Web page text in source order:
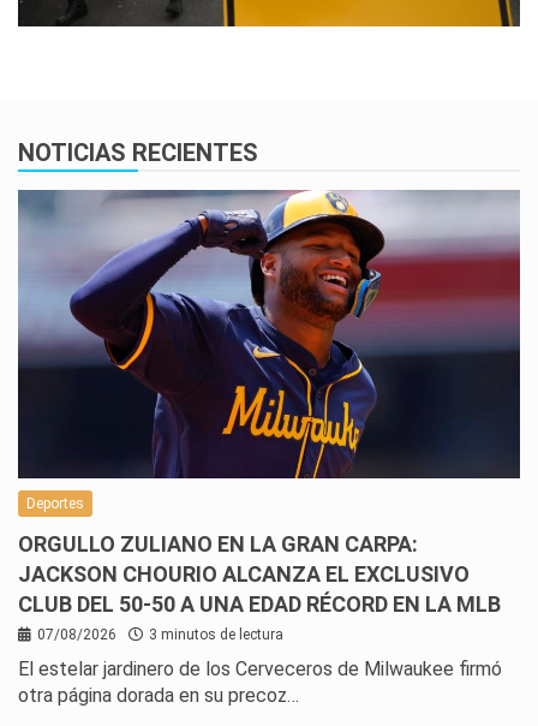
NOTICIAS RECIENTES
Deportes
ORGULLO ZULIANO EN LA GRAN CARPA:
JACKSON CHOURIO ALCANZA EL EXCLUSIVO
CLUB DEL 50-50 A UNA EDAD RÉCORD EN LA MLB
07/08/2026 3 minutos de lectura
El estelar jardinero de los Cerveceros de Milwaukee firmó
otra página dorada en su precoz…